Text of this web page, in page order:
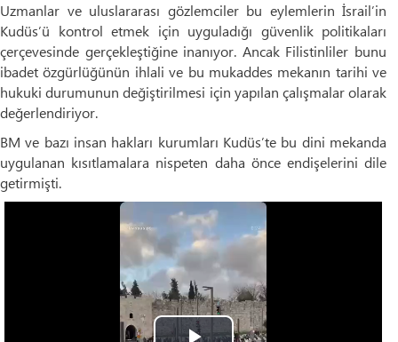
Uzmanlar ve uluslararası gözlemciler bu eylemlerin İsrail’in
Kudüs’ü kontrol etmek için uyguladığı güvenlik politikaları
çerçevesinde gerçekleştiğine inanıyor. Ancak Filistinliler bunu
ibadet özgürlüğünün ihlali ve bu mukaddes mekanın tarihi ve
hukuki durumunun değiştirilmesi için yapılan çalışmalar olarak
değerlendiriyor.
BM ve bazı insan hakları kurumları Kudüs’te bu dini mekanda
uygulanan kısıtlamalara nispeten daha önce endişelerini dile
getirmişti.